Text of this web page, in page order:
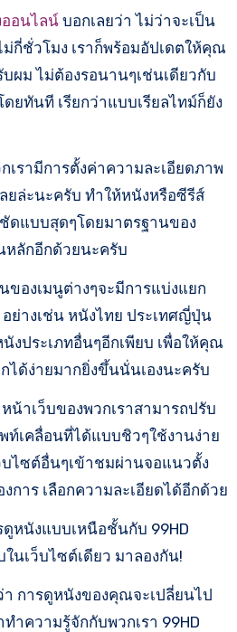
อนไลน์บอกเลยว่า ไม่ว่าจะเป็น
กี่ชั่วโมง เราก็พร้อมอัปเดตให้คุณ
ผม ไม่ต้องรอนานๆเช่นเดียวกับ
ยทันที เรียกว่าแบบเรียลไทม์ก็ยัง
เรามีการตั้งค่าความละเอียดภาพ
ลยล่ะนะครับ ทำให้หนังหรือซีรีส์
ดแบบสุดๆโดยมาตรฐานของ
หลักอีกด้วยนะครับ
ของเมนูต่างๆจะมีการแบ่งแยก
ย่างเช่น หนังไทย ประเทศญี่ปุ่น
นังประเภทอื่นๆอีกเพียบ เพื่อให้คุณ
ได้ง่ายมากยิ่งขึ้นนั่นเองนะครับ
น้าเว็บของพวกเราสามารถปรับ
เคลื่อนที่ได้แบบชิวๆใช้งานง่าย
ไซต์อื่นๆเข้าชมผ่านจอแนวตั้ง
าร เลือกความละเอียดได้อีกด้วย
หนังแบบเหนือชั้นกับ 99HD
นเว็บไซต์เดียว มาลองกัน!
การดูหนังของคุณจะเปลี่ยนไป
ำความรู้จักกับพวกเรา 99HD